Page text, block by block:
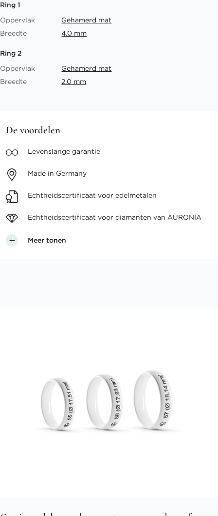
Ring 1
Oppervlak
Gehamerd mat
Breedte
4.0 mm
Ring 2
Oppervlak
Gehamerd mat
Breedte
2.0 mm
De voordelen
Levenslange garantie
Made in Germany
Echtheidscertificaat voor edelmetalen
Echtheidscertificaat voor diamanten van AURONIA
Meer tonen